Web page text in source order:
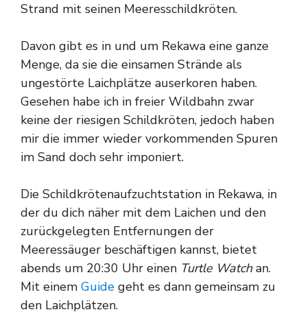
Strand mit seinen Meeresschildkröten.
Davon gibt es in und um Rekawa eine ganze
Menge, da sie die einsamen Strände als
ungestörte Laichplätze auserkoren haben.
Gesehen habe ich in freier Wildbahn zwar
keine der riesigen Schildkröten, jedoch haben
mir die immer wieder vorkommenden Spuren
im Sand doch sehr imponiert.
Die Schildkrötenaufzuchtstation in Rekawa, in
der du dich näher mit dem Laichen und den
zurückgelegten Entfernungen der
Meeressäuger beschäftigen kannst, bietet
abends um 20:30 Uhr einen Turtle Watchan.
Mit einem Guide geht es dann gemeinsam zu
den Laichplätzen.